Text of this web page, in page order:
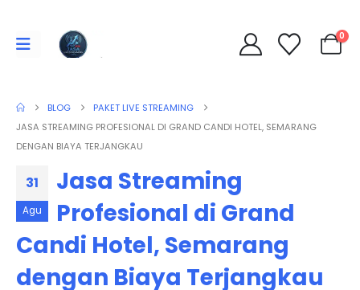
0
BLOG
PAKET LIVE STREAMING
JASA STREAMING PROFESIONAL DI GRAND CANDI HOTEL, SEMARANG
DENGAN BIAYA TERJANGKAU
31
Agu
Jasa Streaming
Profesional di Grand
Candi Hotel, Semarang
dengan Biaya Terjangkau